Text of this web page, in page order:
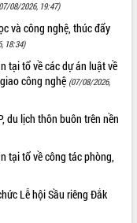
08/2026, 19:47)
và công nghệ, thúc đẩy
18:34)
tại tổ về các dự án luật về
công nghệ (07/08/2026,
du lịch thôn buôn trên nền
tại tổ về công tác phòng,
Lễ hội Sầu riêng Đắk